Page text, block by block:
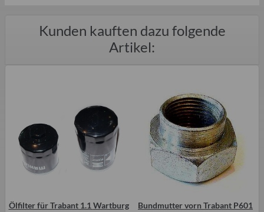
Kunden kauften dazu folgende
Artikel:
Ölfilter für Trabant 1.1 Wartburg
Bundmutter vorn Trabant P601